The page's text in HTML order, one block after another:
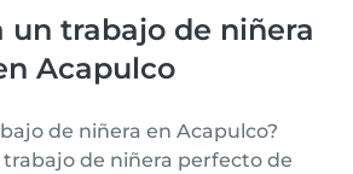
un trabajo de niñera
Acapulco
de niñera en Acapulco?
de niñera perfecto de